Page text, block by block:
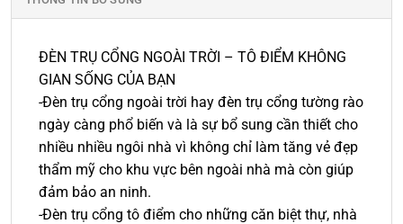
ĐÈN TRỤ CỔNG NGOÀI TRỜI – TÔ ĐIỂM KHÔNG
GIAN SỐNG CỦA BẠN
-Đèn trụ cổng ngoài trời hay đèn trụ cổng tường rào
ngày càng phổ biến và là sự bổ sung cần thiết cho
nhiều nhiều ngôi nhà vì không chỉ làm tăng vẻ đẹp
thẩm mỹ cho khu vực bên ngoài nhà mà còn giúp
đảm bảo an ninh.
-Đèn trụ cổng tô điểm cho những căn biệt thự, nhà